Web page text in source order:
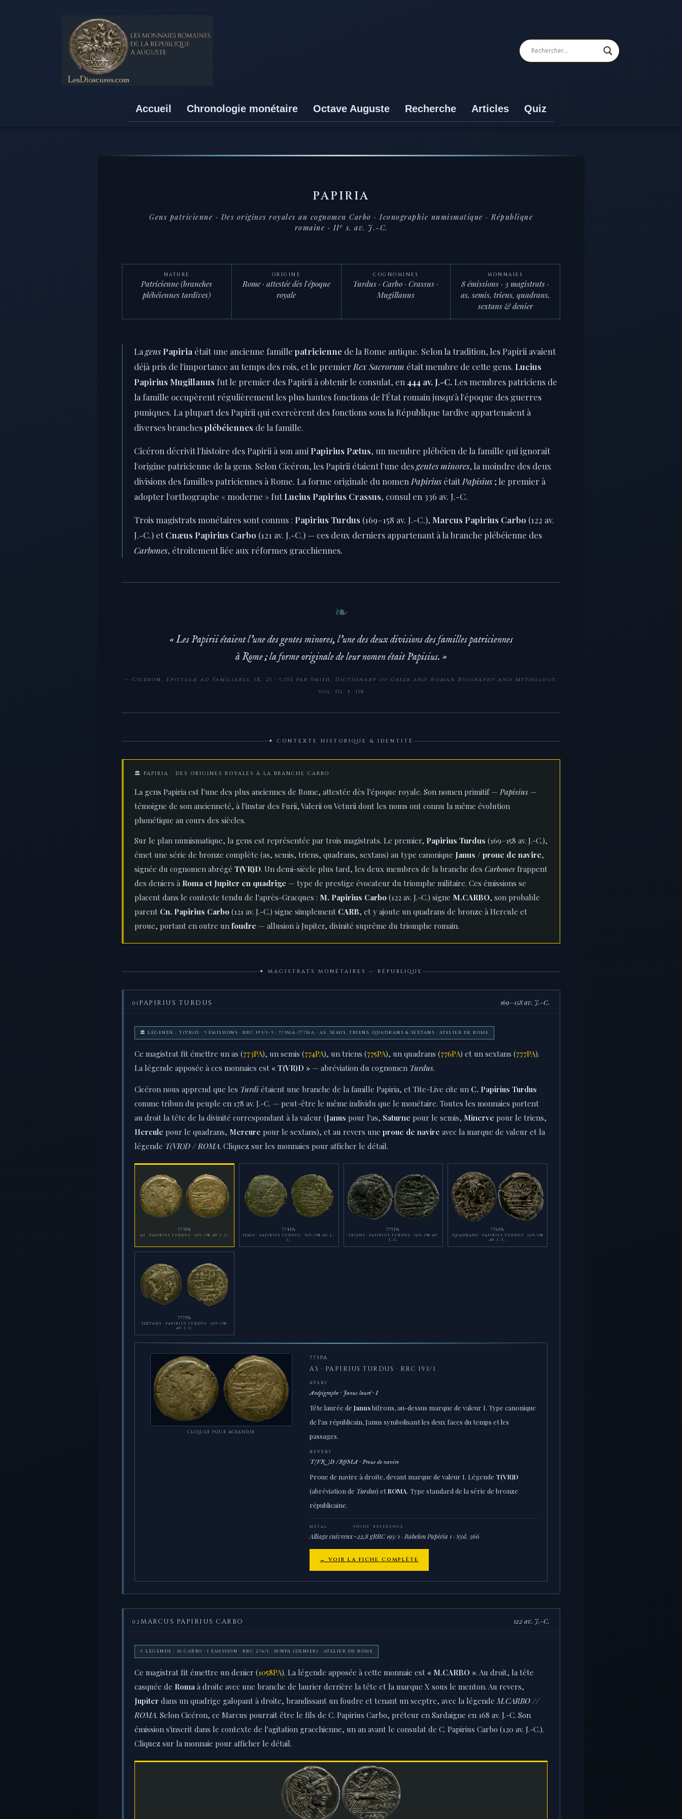
Accueil Chronologie monétaire Octave Auguste Recherche Articles Quiz
PAPIRIA
Gens patricienne ·Des origines royales au cognomen Carbo · Iconographie numismatique · République
romaine · IIe s. av. J.-C.
NATURE
Patricienne (branches
plébéiennes tardives)
ORIGINE
Rome · attestée dès l'époque
royale
COGNOMINES
Turdus · Carbo · Crassus ·
Mugillanus
MONNAIES
8 émissions · 3 magistrats ·
as, semis, triens, quadrans,
sextans & denier
La gens Papiria était une ancienne famille patricienne de la Rome antique. Selon la tradition, les Papirii avaient
déjà pris de l'importance au temps des rois, et le premier Rex Sacrorum était membre de cette gens. Lucius
Papirius Mugillanus fut le premier des Papirii à obtenir le consulat, en 444 av. J.-C. Les membres patriciens de
la famille occupèrent régulièrement les plus hautes fonctions de l'État romain jusqu'à l'époque des guerres
puniques. La plupart des Papirii qui exercèrent des fonctions sous la République tardive appartenaient à
diverses branchesplébéiennes de la famille.
Cicéron décrivit l'histoire des Papirii à son ami Papirius Pætus, un membre plébéien de la famille qui ignorait
l'origine patricienne de la gens. Selon Cicéron, les Papirii étaient l'une desgentes minores, la moindre des deux
divisions des familles patriciennes à Rome. La forme originale du nomen Papirius étaitPapisius ; le premier à
adopter l'orthographe « moderne » futLucius Papirius Crassus, consul en 336 av. J.-C.
Trois magistrats monétaires sont connus : Papirius Turdus (169–158 av. J.-C.), Marcus Papirius Carbo (122 av.
J.-C.) etCnæus Papirius Carbo (121 av. J.-C.) — ces deux derniers appartenant à la branche plébéienne des
Carbones, étroitement liée aux réformes gracchiennes.
« Les Papirii étaient l'une des gentes minores, l'une des deux divisions des familles patriciennes
à Rome ; la forme originale de leur nomen était Papisius. »
— Cicéron, Epistulæ ad Familiares, IX, 21 · cité par Smith, Dictionary of Greek and Roman Biography and Mythology,
vol. III, p. 118
✦ CONTEXTE HISTORIQUE & IDENTITÉ
🏛️ PAPIRIA · DES ORIGINES ROYALES À LA BRANCHE CARBO
La gens Papiria est l'une des plus anciennes de Rome, attestée dès l'époque royale. Son nomen primitif — Papisius —
témoigne de son ancienneté, à l'instar des Furii, Valerii ou Veturii dont les noms ont connu la même évolution
phonétique au cours des siècles.
Sur le plan numismatique, la gens est représentée par trois magistrats. Le premier, Papirius Turdus (169–158 av. J.-C.),
émet une série de bronze complète (as, semis, triens, quadrans, sextans) au type canonique Janus / proue de navire,
signée du cognomen abrégé T(VR)D. Un demi-siècle plus tard, les deux membres de la branche des Carbones frappent
des deniers à Roma et Jupiter en quadrige — type de prestige évocateur du triomphe militaire. Ces émissions se
placent dans le contexte tendu de l'après-Gracques : M. Papirius Carbo (122 av. J.-C.) signe M.CARBO, son probable
parent Cn. Papirius Carbo (121 av. J.-C.) signe simplement CARB, et y ajoute un quadrans de bronze à Hercule et
proue, portant en outre un foudre — allusion à Jupiter, divinité suprême du triomphe romain.
✦ MAGISTRATS MONÉTAIRES — RÉPUBLIQUE
01 PAPIRIUS TURDUS 169–158 av. J.-C.
🏛️ LÉGENDE : T(VR)D · 5 ÉMISSIONS · RRC 193/1–5 · 773MA–777MA · AS, SEMIS, TRIENS, QUADRANS & SEXTANS · ATELIER DE ROME
Ce magistrat fit émettre un as (773PA), un semis (774PA), un triens (775PA), un quadrans (776PA) et un sextans (777PA).
La légende apposée à ces monnaies est « T(VR)D » — abréviation du cognomen Turdus.
Cicéron nous apprend que les Turdi étaient une branche de la famille Papiria, et Tite-Live cite un C. Papirius Turdus
comme tribun du peuple en 178 av. J.-C. — peut-être le même individu que le monétaire. Toutes les monnaies portent
au droit la tête de la divinité correspondant à la valeur (Janus pour l'as, Saturne pour le semis, Minerve pour le triens,
Hercule pour le quadrans, Mercure pour le sextans), et au revers une proue de navire avec la marque de valeur et la
légende T(VR)D / ROMA. Cliquez sur les monnaies pour afficher le détail.
773PA
AS · PAPIRIUS TURDUS · 169–158 AV. J.-C.
774PA
SEMIS · PAPIRIUS TURDUS · 169–158 AV. J.-
C.
775PA
TRIENS · PAPIRIUS TURDUS · 169–158 AV.
J.-C.
776PA
QUADRANS · PAPIRIUS TURDUS · 169–158
AV. J.-C.
777PA
SEXTANS · PAPIRIUS TURDUS · 169–158
AV. J.-C.
CLIQUER POUR AGRANDIR
773PA
AS · PAPIRIUS TURDUS · RRC 193/1
AVERS
Anépigraphe · Janus lauré · I
Tête laurée de Janusbifrons, au-dessus marque de valeur I. Type canonique
de l'as républicain, Janus symbolisant les deux faces du temps et les
passages.
REVERS
T(VR)D / ROMA · Proue de navire
Proue de navire à droite, devant marque de valeur I. Légende T(VR)D
(abréviation de Turdus) etROMA. Type standard de la série de bronze
républicaine.
MÉTAL
Alliage cuivreux
POIDS
~22,8 g
RÉFÉRENCE
RRC 193/1 · Babelon Papiria 1 · Syd. 366
→ VOIR LA FICHE COMPLÈTE
02 MARCUS PAPIRIUS CARBO 122 av. J.-C.
⚡ LÉGENDE : M.CARBO · 1 ÉMISSION · RRC 276/1 · 1058PA (DENIER) · ATELIER DE ROME
Ce magistrat fit émettre un denier (1058PA). La légende apposée à cette monnaie est « M.CARBO ». Au droit, la tête
casquée de Roma à droite avec une branche de laurier derrière la tête et la marque X sous le menton. Au revers,
Jupiter dans un quadrige galopant à droite, brandissant un foudre et tenant un sceptre, avec la légende M.CARBO //
ROMA. Selon Cicéron, ce Marcus pourrait être le fils de C. Papirius Carbo, préteur en Sardaigne en 168 av. J.-C. Son
émission s'inscrit dans le contexte de l'agitation gracchienne, un an avant le consulat de C. Papirius Carbo (120 av. J.-C.).
Cliquez sur la monnaie pour afficher le détail.